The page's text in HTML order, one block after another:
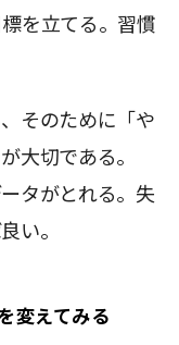
を立てる。習慣
そのために「や
大切である。
タがとれる。失
い。
変えてみる